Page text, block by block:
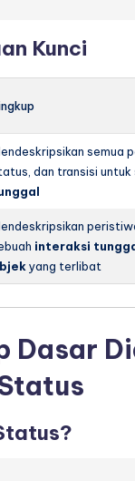
Kunci
semua
dan transisi untuk
interaksi
yang terlibat
Dasar